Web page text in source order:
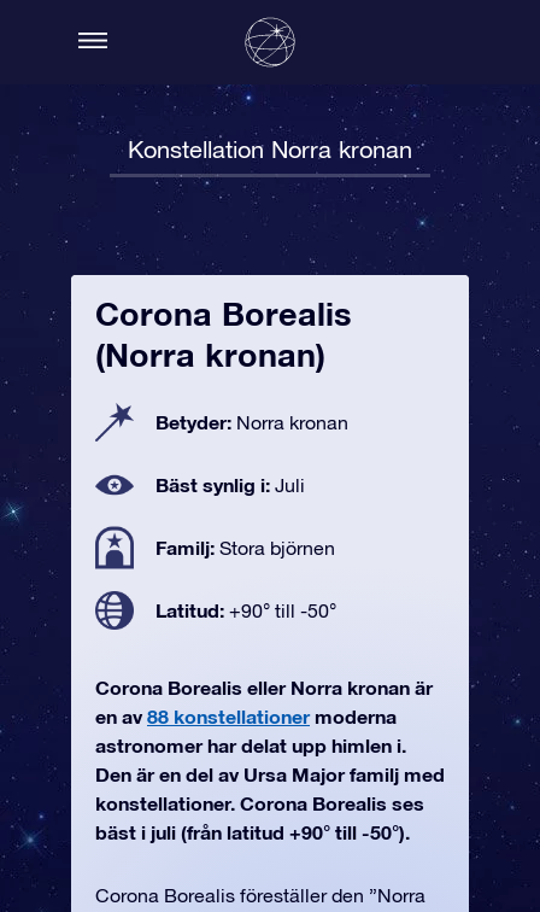
Konstellation Norra kronan
Corona Borealis
(Norra kronan)
Betyder: Norra kronan
Bäst synlig i: Juli
Familj: Stora björnen
Latitud: +90° till -50°
Corona Borealis eller Norra kronan är
en av 88 konstellationermoderna
astronomer har delat upp himlen i.
Den är en del av Ursa Major familj med
konstellationer. Corona Borealis ses
bäst i juli (från latitud +90° till -50°).
Corona Borealis föreställer den ”Norra